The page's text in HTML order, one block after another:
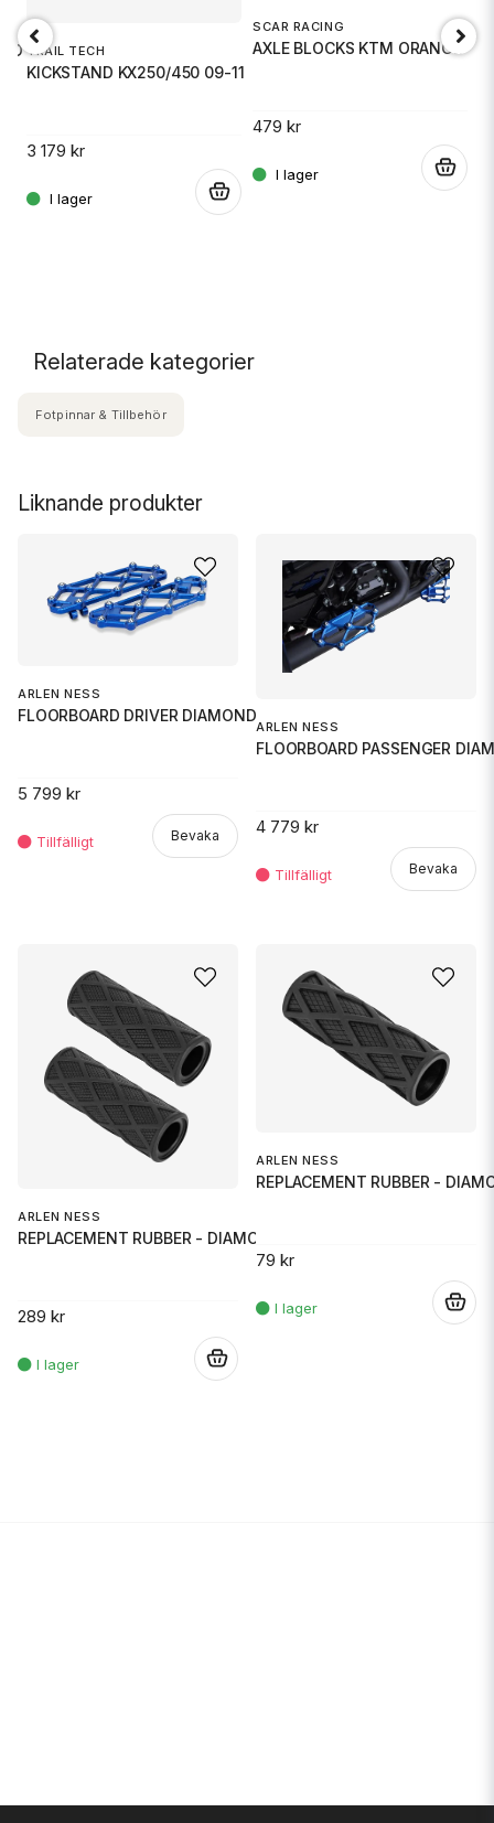
TRAIL TECH
KICKSTAND KX250/450 09-11
3 179 kr
SCAR RACING
AXLE BLOCKS KTM ORANGE
479 kr
Liknande produkter
ARLEN NESS
FLOORBOARD DRIVER DIAMOND BLUE
5 799 kr
Bevaka
ARLEN NESS
FLOORBOARD PASSENGER
4 779 kr
Bevaka
ARLEN NESS
REPLACEMENT RUBBER - DIAMOND F
289 kr
ARLEN NESS
REPLACEMENT RUBBER -
79 kr
Relaterade kategorier
Fotpinnar & Tillbehör